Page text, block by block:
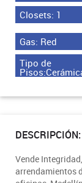
Closets: 1
Gas: Red
Tipo de
DESCRIPCIÓN:
Vende
arrendamientos